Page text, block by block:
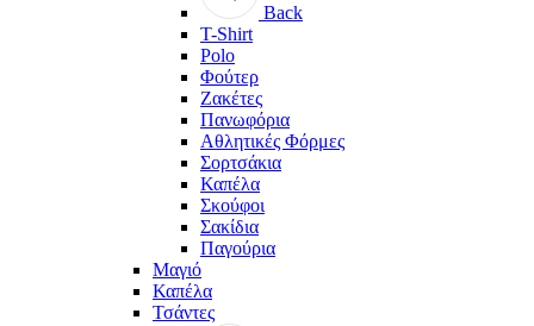
Back
T-Shirt
Polo
Φούτερ
Ζακέτες
Πανωφόρια
Αθλητικές Φόρμες
Σορτσάκια
Καπέλα
Σκούφοι
Σακίδια
Παγούρια
Μαγιό
Καπέλα
Τσάντες